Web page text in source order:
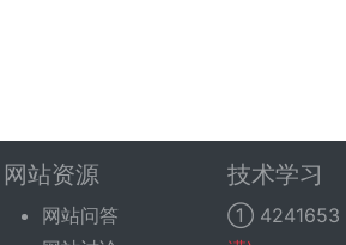
网站资源
网站问答
技术学习
① 4241653